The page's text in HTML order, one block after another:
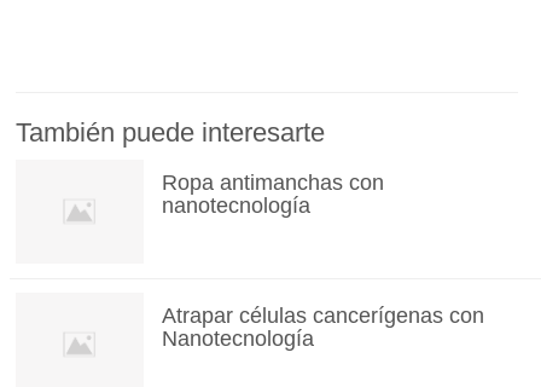
También puede interesarte
Ropa antimanchas con
nanotecnología
Atrapar células cancerígenas con
Nanotecnología